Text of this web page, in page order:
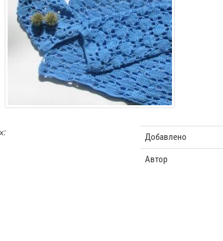
Добавлено
Автор